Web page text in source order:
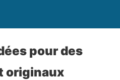
pour des
originaux